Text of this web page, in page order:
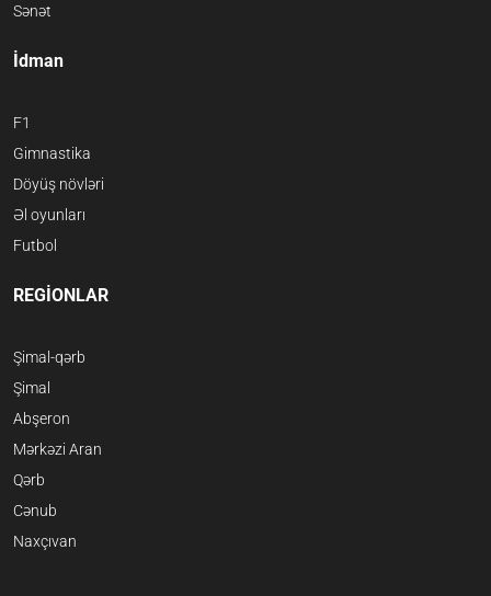
Sənət
İdman
F1
Gimnastika
Döyüş növləri
Əl oyunları
Futbol
REGİONLAR
Şimal-qərb
Şimal
Abşeron
Mərkəzi Aran
Qərb
Cənub
Naxçıvan